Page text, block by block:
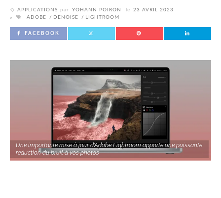
APPLICATIONS par YOHANN POIRON le
23 AVRIL 2023
ADOBE
DENOISE LIGHTROOM
FACEBOOK
Une importante mise à jour d'Adobe Lightroom apporte une puissante
réduction du bruit à vos photos